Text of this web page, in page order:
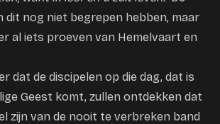
dit nog niet begrepen hebben, maar
al iets proeven van Hemelvaart en
dat de discipelen op die dag, dat is
Geest komt, zullen ontdekken dat
zijn van de nooit te verbreken band